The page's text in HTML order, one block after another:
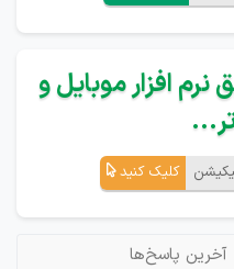
افزار موبایل و
کلیک کنید
آخرین پاسخ‌ها